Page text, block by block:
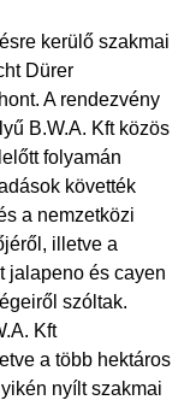
kerülő szakmai
Dürer
A rendezvény
B.W.A. Kft közös
folyamán
követték
a nemzetközi
illetve a
jalapeno és cayen
szóltak.
Kft
a több hektáros
nyílt szakmai